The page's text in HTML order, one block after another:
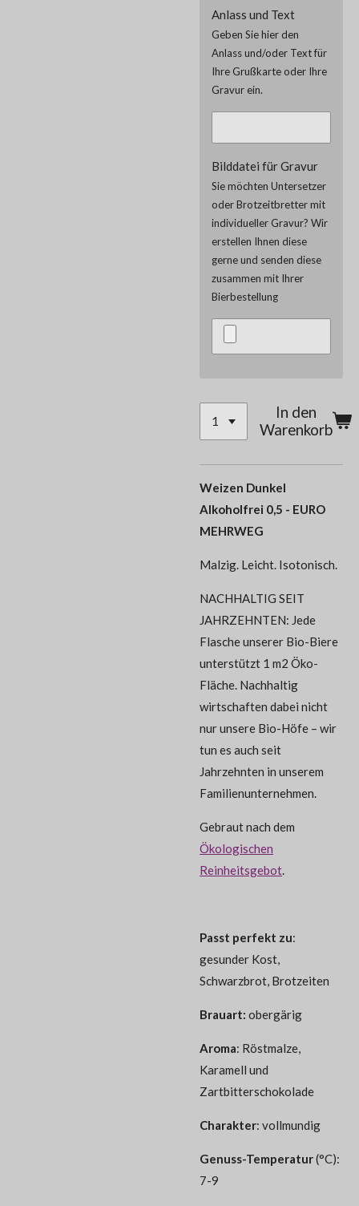
Anlass und Text
Geben Sie hier den
Anlass und/oder Text für
Ihre Grußkarte oder Ihre
Gravur ein.
Bilddatei für Gravur
Sie möchten Untersetzer
oder Brotzeitbretter mit
individueller Gravur? Wir
erstellen Ihnen diese
gerne und senden diese
zusammen mit Ihrer
Bierbestellung
In den
Warenkorb
Weizen Dunkel
Alkoholfrei 0,5 - EURO
MEHRWEG
Malzig. Leicht. Isotonisch.
NACHHALTIG SEIT
JAHRZEHNTEN: Jede
Flasche unserer Bio-Biere
unterstützt 1 m2 Öko-
Fläche. Nachhaltig
wirtschaften dabei nicht
nur unsere Bio-Höfe – wir
tun es auch seit
Jahrzehnten in unserem
Familienunternehmen.
Gebraut nach dem
Ökologischen
Reinheitsgebot
Passt perfekt zu:
gesunder Kost,
Schwarzbrot, Brotzeiten
Brauart: obergärig
Aroma: Röstmalze,
Karamell und
Zartbitterschokolade
Charakter: vollmundig
Genuss-Temperatur(°C):
7-9